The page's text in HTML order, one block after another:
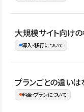
はい。既存サイトの構
Studio上に再構築す
イト全体のデザインや
め、移行後にページ
大規模サイト向け
導入・移行について
はい。アクセス規模が
理、セキュリティ確
プランごとの違いは
料金・プランについて